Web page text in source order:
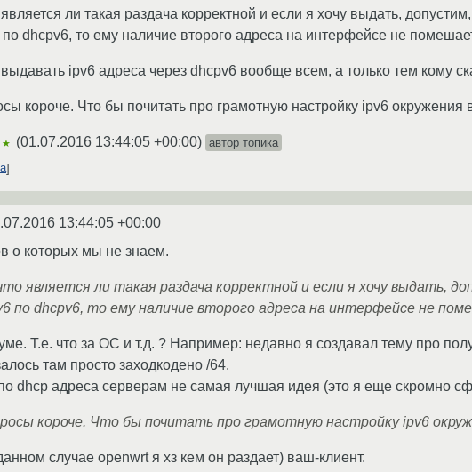
является ли такая раздача корректной и если я хочу выдать,
dhcpv6, то ему наличие второго адреса на интерфейсе не
ipv6 адреса через dhcpv6 вообще всем, а только тем кому
короче. Что бы почитать про грамотную настройку ipv6 окружения
(01.07.2016 13:44:05 +00:00) автор топика
13:44:05 +00:00
о которых мы не знаем.
является ли такая раздача корректной и если я хочу выдать,
по dhcpv6, то ему наличие второго адреса на интерфейсе не
Т.е. что за ОС и т.д. ? Например: недавно я создавал тему про
там просто заходкодено /64.
dhcp адреса серверам не самая лучшая идея (это я еще скромно
короче. Что бы почитать про грамотную настройку ipv6
случае openwrt я хз кем он раздает) ваш-клиент.